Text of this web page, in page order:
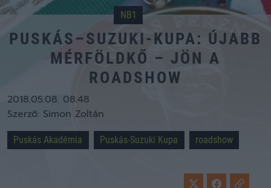
NB1
PUSKÁS–SUZUKI-KUPA: ÚJABB
MÉRFÖLDKŐ – JÖN A
ROADSHOW
2018.05.08. 08:48
Szerző: Simon Zoltán
Puskás Akadémia Puskás-Suzuki Kupa roadshow